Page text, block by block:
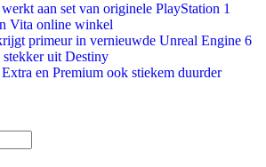
aan set van originele PlayStation 1
Vita online winkel
primeur in vernieuwde Unreal Engine 6
uit Destiny
en Premium ook stiekem duurder